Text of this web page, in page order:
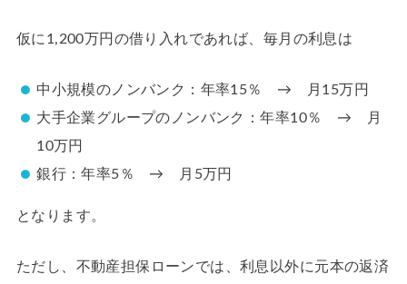
仮に1,200万円の借り入れであれば、毎月の利息は
中小規模のノンバンク：年率15％ → 月15万円
大手企業グループのノンバンク：年率10％ → 月
10万円
銀行：年率5％ → 月5万円
となります。
ただし、不動産担保ローンでは、利息以外に元本の返済